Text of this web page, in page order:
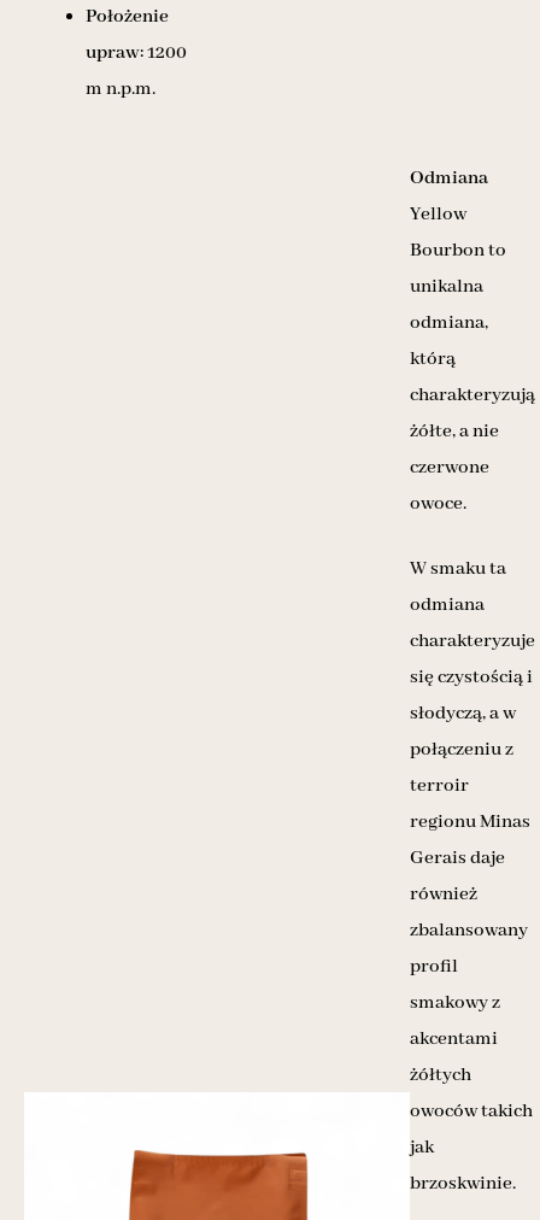
Położenie
upraw:1200
m n.p.m.
Odmiana
Yellow
Bourbon to
unikalna
odmiana,
którą
charakteryzują
żółte, a nie
czerwone
owoce.
W smaku ta
odmiana
charakteryzuje
się czystością i
słodyczą, a w
połączeniu z
terroir
regionu Minas
Gerais daje
również
zbalansowany
profil
smakowy z
akcentami
żółtych
owoców takich
jak
brzoskwinie.